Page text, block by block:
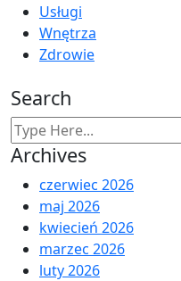
Usługi
Wnętrza
Zdrowie
Search
Archives
czerwiec 2026
maj 2026
kwiecień 2026
marzec 2026
luty 2026